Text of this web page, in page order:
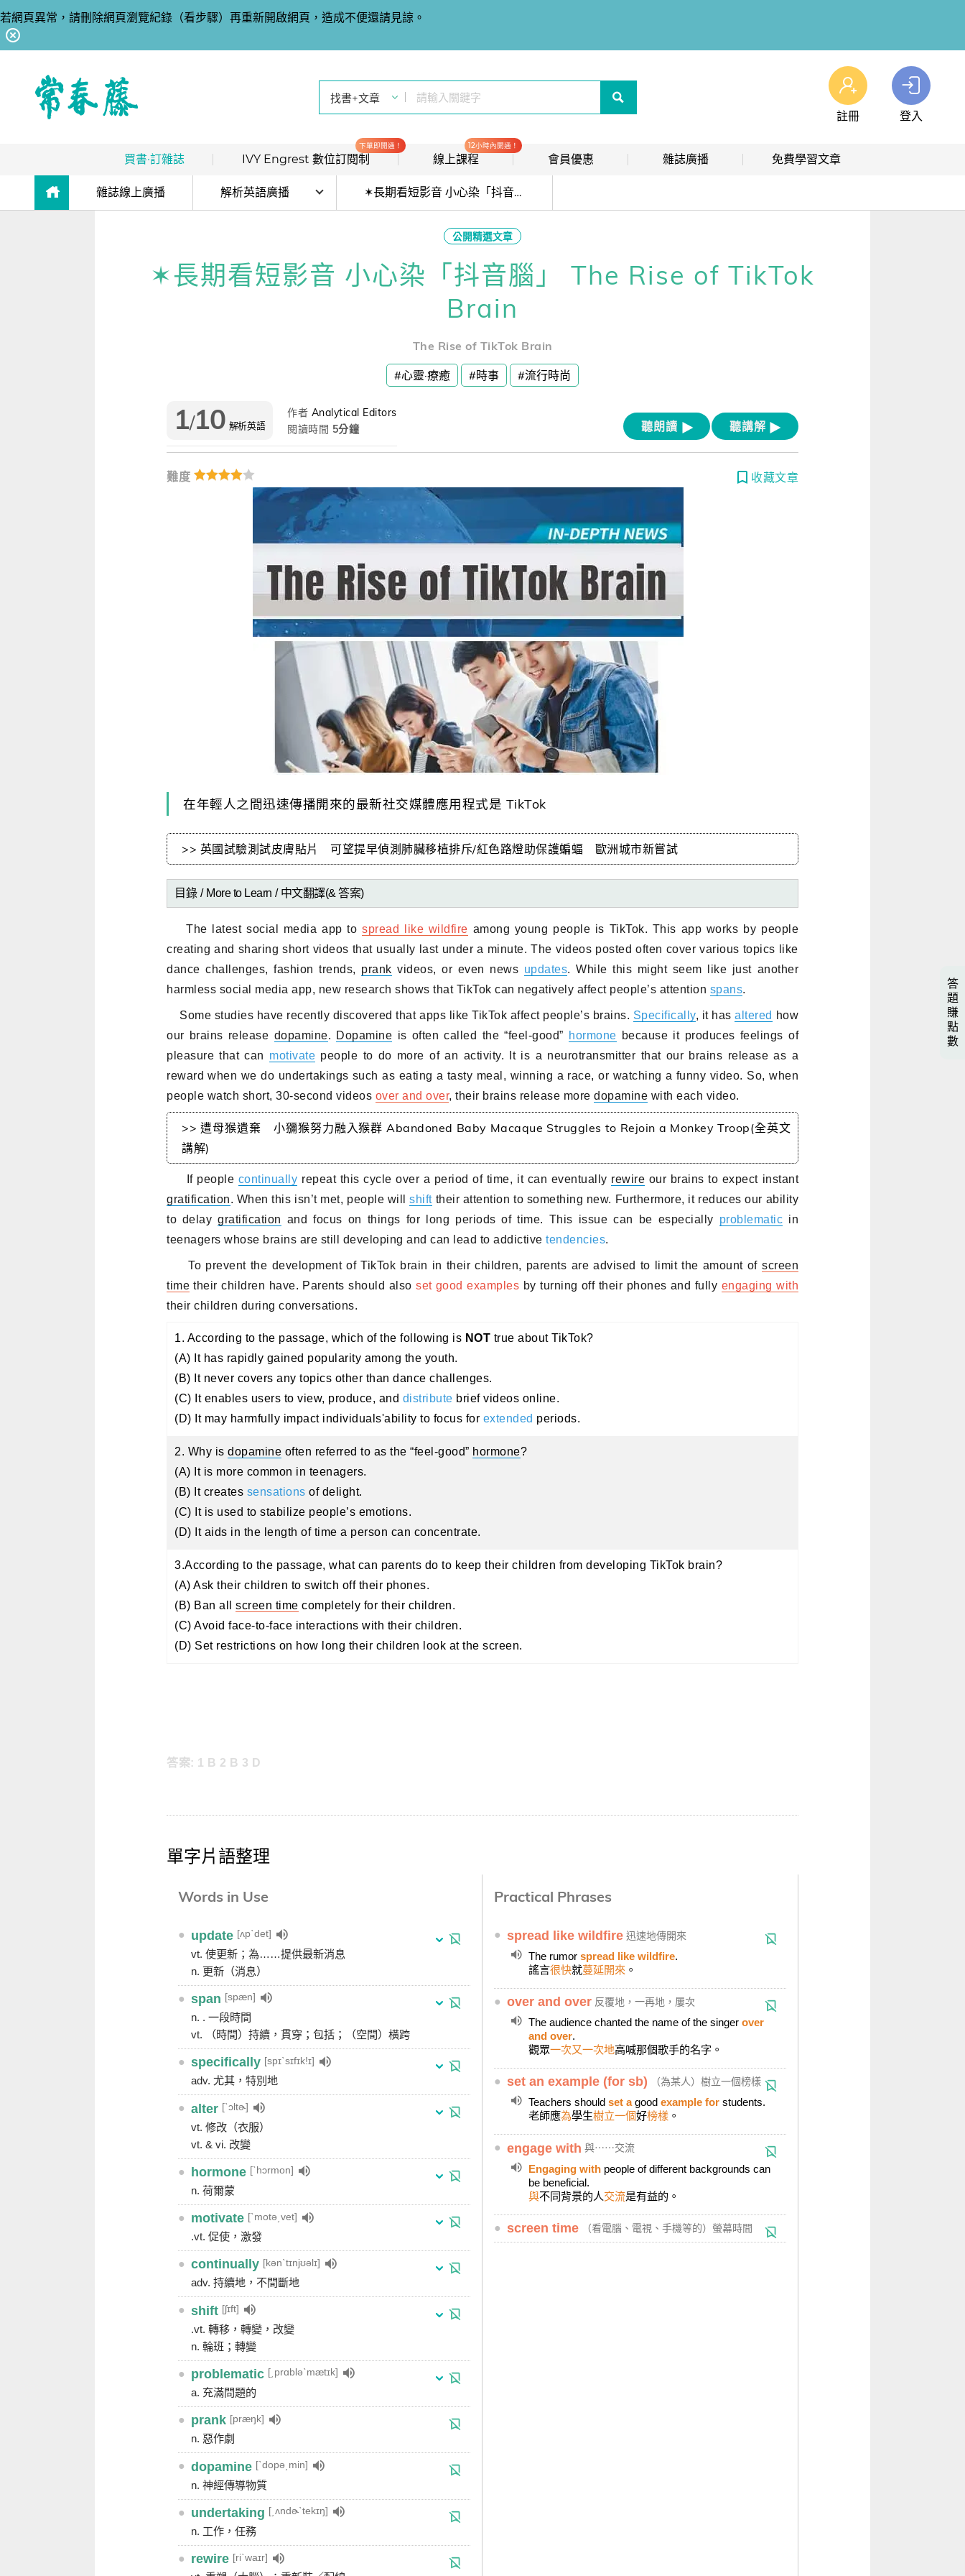
若網頁異常，請刪除網頁瀏覽紀錄（看步驟）再重新開啟網頁，造成不便還請見諒。
註冊 登入
買書·訂雜誌
熱銷排行｜最多人買
出版品總覽
升大學系列（新課綱適用）
升科大四技大專系列
大專院校系列
TOEIC 新制多益
TOEIC Bridge多益普級
IELTS 雅思
初級全民英檢
中級全民英檢
桌曆．月曆．行事曆
英語從頭學（英語輕鬆學）系列
啟蒙～國小
IVY Engrest 數位訂閱制
下單即開通！
數位訂閱制介紹
我的閱讀區
我的學習設定 / 記錄
每日 Quiz 複習區
單字收藏 / 小考複習區
我的訂閱·推播設定
訂閱制更新月誌
訂閱讀者回饋宣言
線上課程
12小時內開通！
線上影音課程
會員優惠
會員限定活動
雜誌廣播
生活英語廣播
免費學習文章
時事·新知
GEPT 全民英檢，聽/說/讀/寫一次過！
寫作·題型攻略
職場·商務應用
雜誌線上廣播 解析英語廣播 目前位於: ✶長期看短影音 小心染「抖音腦」 The Rise of TikTok Brain
公開精選文章
✶長期看短影音 小心染「抖音腦」 The Rise of TikTok
Brain
The Rise of TikTok Brain
#心靈·療癒 #時事 #流行時尚
1/10 解析英語
作者 Analytical Editors
閱讀時間 5分鐘 聽講解
聽朗讀
難度 收藏文章
在年輕人之間迅速傳播開來的最新社交媒體應用程式是 TikTok
>> 英國試驗測試皮膚貼片 可望提早偵測肺臟移植排斥/紅色路燈助保護蝙蝠 歐洲城市新嘗試
目錄 / More to Learn / 中文翻譯(& 答案)
The latest social media app tospread like wildfire among young people is TikTok. This app works by people
creating and sharing short videos that usually last under a minute. The videos posted often cover various topics like
dance challenges, fashion trends, prank videos, or even news updates. While this might seem like just another
harmless social media app, new research shows that TikTok can negatively affect people’s attention spans.
Some studies have recently discovered that apps like TikTok affect people’s brains. Specifically, it hasaltered how
our brains release dopamine. Dopamine is often called the “feel-good” hormone because it produces feelings of
pleasure that can motivate people to do more of an activity. It is a neurotransmitter that our brains release as a
reward when we do undertakings such as eating a tasty meal, winning a race, or watching a funny video. So, when
people watch short, 30-second videos over and over, their brains release more dopamine with each video.
>> 遭母猴遺棄 小獼猴努力融入猴群 Abandoned Baby Macaque Struggles to Rejoin a Monkey Troop(全英文
講解)
If people continually repeat this cycle over a period of time, it can eventually rewire our brains to expect instant
gratification. When this isn’t met, people willshift their attention to something new. Furthermore, it reduces our ability
to delaygratification and focus on things for long periods of time. This issue can be especially problematic in
teenagers whose brains are still developing and can lead to addictive tendencies.
To prevent the development of TikTok brain in their children, parents are advised to limit the amount of screen
time their children have. Parents should alsoset good examples by turning off their phones and fully engaging with
their children during conversations.
1. According to the passage, which of the following is NOT true about TikTok?
(A) It has rapidly gained popularity among the youth.
(B) It never covers any topics other than dance challenges.
(C) It enables users to view, produce, and distribute brief videos online.
(D) It may harmfully impact individuals'ability to focus for extended periods.
2. Why is dopamine often referred to as the “feel-good” hormone?
(A) It is more common in teenagers.
(B) It creates sensations of delight.
(C) It is used to stabilize people’s emotions.
(D) It aids in the length of time a person can concentrate.
3.According to the passage, what can parents do to keep their children from developing TikTok brain?
(A) Ask their children to switch off their phones.
(B) Ban all screen time completely for their children.
(C) Avoid face-to-face interactions with their children.
(D) Set restrictions on how long their children look at the screen.
答案: 1 B 2 B 3 D
單字片語整理
Words in Use
● update [ʌpˋdet]
vt. 使更新；為……提供最新消息
n. 更新（消息）
● span [spæn]
n. . 一段時間
vt. （時間）持續，貫穿；包括；（空間）橫跨
● specifically [spɪˋsɪfɪk!ɪ]
adv. 尤其，特別地
● alter [ˋɔltɚ]
vt. 修改（衣服）
vt. & vi. 改變
● hormone [ˋhɔrmon]
n. 荷爾蒙
● motivate [ˋmotə͵vet]
.vt. 促使，激發
● continually [kənˋtɪnjʊəlɪ]
adv. 持續地，不間斷地
● shift [ʃɪft]
.vt. 轉移，轉變，改變
n. 輪班；轉變
● problematic [͵prɑbləˋmætɪk]
a. 充滿問題的
● prank [præŋk]
n. 惡作劇
● dopamine [ˋdopə͵min]
n. 神經傳導物質
● undertaking [͵ʌndɚˋtekɪŋ]
n. 工作，任務
● rewire [riˋwaɪr]
Practical Phrases
● spread like wildfire 迅速地傳開來
The rumor spread like wildfire.
謠言很快就蔓延開來 。
● over and over 反覆地，一再地，屢次
The audience chanted the name of the singer over
and over.
觀眾一次又一次地高喊那個歌手的名字。
● set an example (for sb) （為某人）樹立一個榜樣
Teachers should set agood example for students.
老師應為學生樹立一個好榜樣 。
● engage with 與⋯⋯交流
Engaging with people of different backgrounds can
be beneficial.
與不同背景的人交流是有益的。
● screen time （看電腦、電視、手機等的）螢幕時間
答
題
賺
點
數